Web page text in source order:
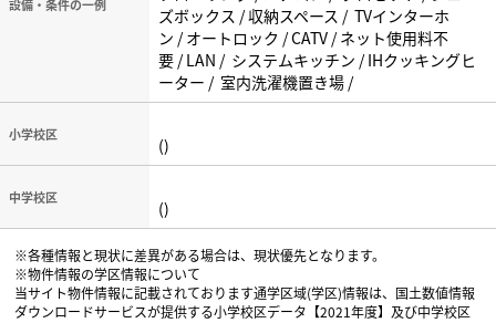
設備・条件の一例
ズボックス / 収納スペース / TVインターホ
ン / オートロック / CATV / ネット使用料不
要 / LAN / システムキッチン / IHクッキングヒ
ーター / 室内洗濯機置き場 /
小学校区 ()
中学校区 ()
※各種情報と現状に差異がある場合は、現状優先となります。
※物件情報の学区情報について
当サイト物件情報に記載されております通学区域(学区)情報は、国土数値情報
ダウンロードサービスが提供する小学校区データ【2021年度】及び中学校区